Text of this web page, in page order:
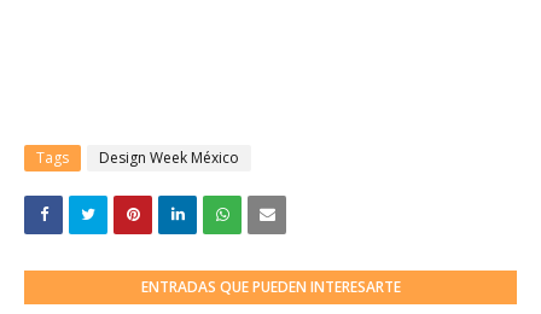
Tags Design Week México
ENTRADAS QUE PUEDEN INTERESARTE